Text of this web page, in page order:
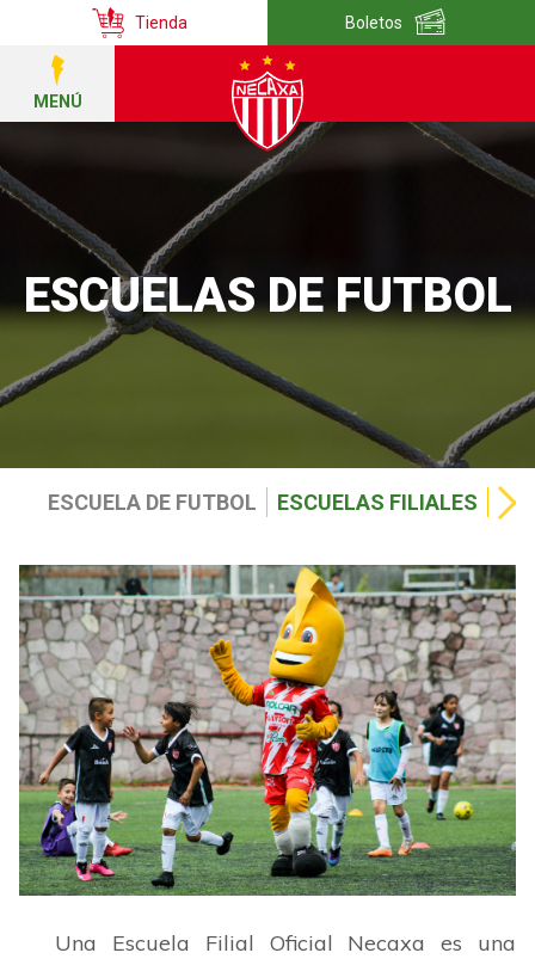
Tienda Boletos
MENÚ
ESCUELAS DE FUTBOL
ESCUELA DE FUTBOL ESCUELAS FILIALES
Una Escuela Filial Oficial Necaxa es una